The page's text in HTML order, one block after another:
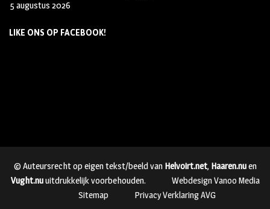
5 augustus 2026
LIKE ONS OP FACEBOOK!
© Auteursrecht op eigen tekst/beeld van Helvoirt.net, Haaren.nuen
Vught.nuuitdrukkelijk voorbehouden.
Webdesign Vanoo Media
Sitemap
Privacy Verklaring AVG